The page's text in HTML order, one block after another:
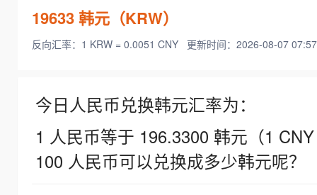
19633韩元（KRW）
反向汇率：1 KRW = 0.0051 CNY 更新时间：2026-08-07
今日人民币兑换韩元汇率为：
1 人民币等于 196.3300 韩元（1
100 人民币可以兑换成多少韩元呢？